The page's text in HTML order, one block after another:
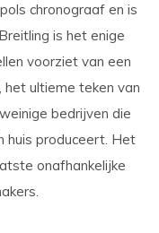
chronograaf en is
is het enige
voorziet van een
ultieme teken van
bedrijven die
huis produceert. Het
onafhankelijke